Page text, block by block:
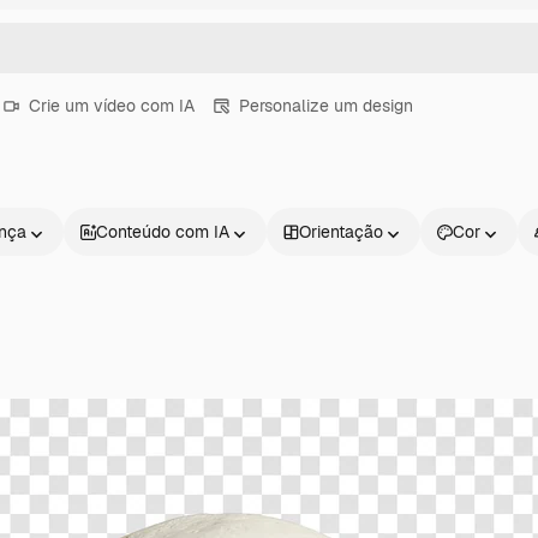
Crie um vídeo com IA Personalize um design
Conteúdo com IA Orientação Cor
Produtos Começar